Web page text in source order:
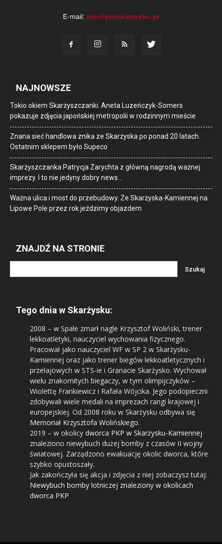
E-mail: pro@proskarzysko.pl
NAJNOWSZE
Tokio okiem Skarżyszczanki. Aneta Luzeńczyk-Somers
pokazuje zdjęcia japońskiej metropolii w rodzinnym mieście
Znana sieć handlowa znika ze Skarżyska po ponad 20 latach.
Ostatnim sklepem było Supeco
Skarżyszczanka Patrycja Zarychta z główną nagrodą ważnej
imprezy. I to nie jedyny dobry news…
Ważna ulica i most do przebudowy. Ze Skarżyska-Kamiennej na
Lipowe Pole przez rok jeździmy objazdem
ZNAJDŹ NA STRONIE
Tego dnia w Skarżysku:
2008 – w Spale zmarł nagle Krzysztof Woliński, trener
lekkoatletyki, nauczyciel wychowania fizycznego.
Pracował jako nauczyciel WF w SP 2 w Skarżysku-
Kamiennej oraz jako trener biegów lekkoatletycznych i
przełajowych w STS-ie i Granacie Skarżysko. Wychował
wielu znakomitych biegaczy, w tym olimpijczyków –
Wiolettę Frankiewicz i Rafała Wójcika. Jego podopieczni
zdobywali wiele medali na imprezach rangi krajowej i
europejskiej. Od 2008 roku w Skarżysku odbywa się
Memoriał Krzysztofa Wolińskiego.
2019 – w okolicy dworca PKP w Skarżysku-Kamiennej
znaleziono niewybuch dużej bomby z czasów II wojny
światowej. Zarządzono ewakuację okolic dworca, które
szybko opustoszały.
Jak zakończyła się akcja i zdjęcia z niej zobaczysz tutaj:
Niewybuch bomby lotniczej znaleziony w okolicach
dworca PKP